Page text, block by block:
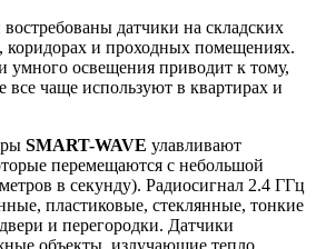
датчики на складских
и проходных помещениях.
умного освещения приводит к тому,
все чаще используют в квартирах и
SMART-WAVE улавливают
перемещаются с небольшой
в секунду). Радиосигнал 2.4 ГГц
пластиковые, стеклянные, тонкие
и перегородки. Датчики
объекты, излучающие тепло